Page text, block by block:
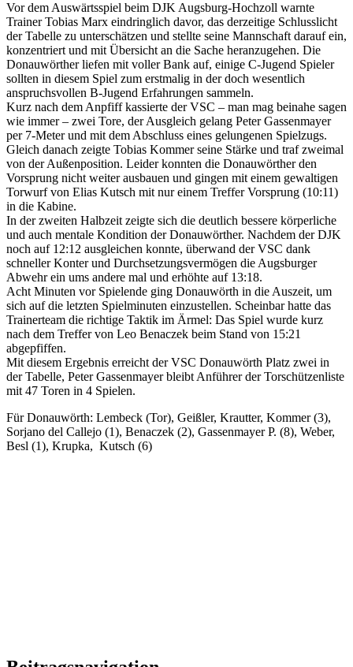
Vor dem Auswärtsspiel beim DJK Augsburg-Hochzoll warnte
Trainer Tobias Marx eindringlich davor, das derzeitige Schlusslicht
der Tabelle zu unterschätzen und stellte seine Mannschaft darauf ein,
konzentriert und mit Übersicht an die Sache heranzugehen. Die
Donauwörther liefen mit voller Bank auf, einige C-Jugend Spieler
sollten in diesem Spiel zum erstmalig in der doch wesentlich
anspruchsvollen B-Jugend Erfahrungen sammeln.
Kurz nach dem Anpfiff kassierte der VSC – man mag beinahe sagen
wie immer – zwei Tore, der Ausgleich gelang Peter Gassenmayer
per 7-Meter und mit dem Abschluss eines gelungenen Spielzugs.
Gleich danach zeigte Tobias Kommer seine Stärke und traf zweimal
von der Außenposition. Leider konnten die Donauwörther den
Vorsprung nicht weiter ausbauen und gingen mit einem gewaltigen
Torwurf von Elias Kutsch mit nur einem Treffer Vorsprung (10:11)
in die Kabine.
In der zweiten Halbzeit zeigte sich die deutlich bessere körperliche
und auch mentale Kondition der Donauwörther. Nachdem der DJK
noch auf 12:12 ausgleichen konnte, überwand der VSC dank
schneller Konter und Durchsetzungsvermögen die Augsburger
Abwehr ein ums andere mal und erhöhte auf 13:18.
Acht Minuten vor Spielende ging Donauwörth in die Auszeit, um
sich auf die letzten Spielminuten einzustellen. Scheinbar hatte das
Trainerteam die richtige Taktik im Ärmel: Das Spiel wurde kurz
nach dem Treffer von Leo Benaczek beim Stand von 15:21
abgepfiffen.
Mit diesem Ergebnis erreicht der VSC Donauwörth Platz zwei in
der Tabelle, Peter Gassenmayer bleibt Anführer der Torschützenliste
mit 47 Toren in 4 Spielen.
Für Donauwörth: Lembeck (Tor), Geißler, Krautter, Kommer (3),
Sorjano del Callejo (1), Benaczek (2), Gassenmayer P. (8), Weber,
Besl (1), Krupka, Kutsch (6)